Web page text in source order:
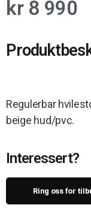
kr8 990
Regulerbar
beige hud/pvc.
Interessert?
Ring oss for